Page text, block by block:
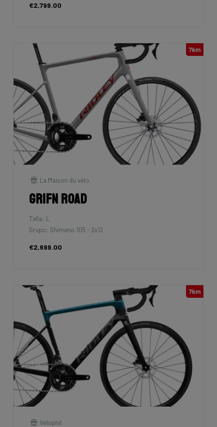
€2,799.00
7km
La Maison du vélo
Grifn Road
Talla: L
Grupo: Shimano 105 - 2x12
€2,699.00
7km
Velophil